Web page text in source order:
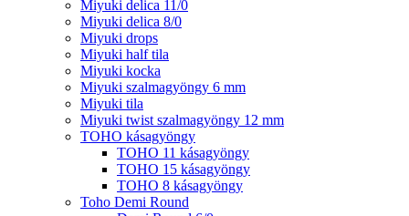
Miyuki delica 11/0
Miyuki delica 8/0
Miyuki drops
Miyuki half tila
Miyuki kocka
Miyuki szalmagyöngy 6 mm
Miyuki tila
Miyuki twist szalmagyöngy 12 mm
TOHO kásagyöngy
TOHO 11 kásagyöngy
TOHO 15 kásagyöngy
TOHO 8 kásagyöngy
Toho Demi Round